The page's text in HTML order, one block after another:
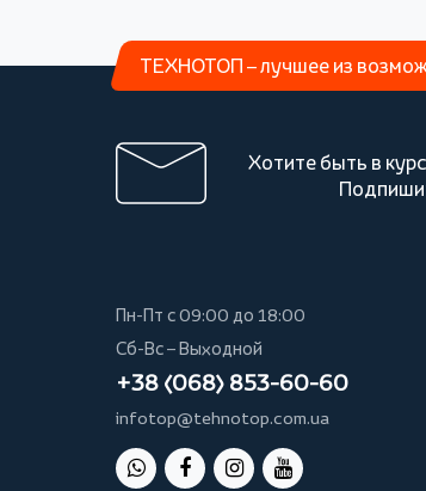
ТЕХНОТОП – лучшее из
Хотите быть в
Пн-Пт с 09:00 до 18:00
Сб-Вс – Выходной
+38 (068) 853-60-60
infotop@tehnotop.com.ua